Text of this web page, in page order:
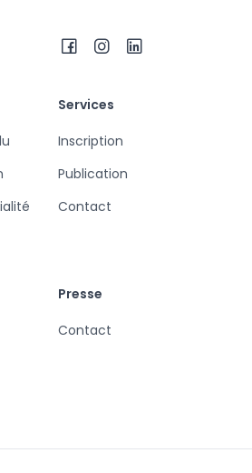
Services
Inscription
Publication
Contact
Presse
Contact